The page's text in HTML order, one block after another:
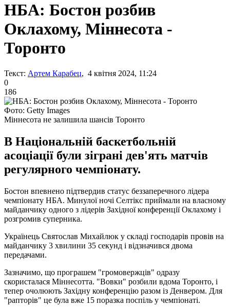
НБА: Бостон розбив
Оклахому, Міннесота -
Торонто
Текст: Артем Карабец, 4 квітня 2024, 11:24
0
186
Фото: Getty Images
Міннесота не залишила шансів Торонто
В Національній баскетбольній
асоціації були зіграні дев'ять матчів
регулярного чемпіонату.
Бостон впевнено підтвердив статус беззаперечного лідера
чемпіонату НБА. Минулої ночі Селтікс приймали на власному
майданчику одного з лідерів Західної конференції Оклахому і
розгромив суперника.
Українець Святослав Михайлюк у складі господарів провів на
майданчику 3 хвилини 35 секунд і відзначився двома
передачами.
Зазначимо, що програшем "громовержців" одразу
скористалася Міннесотта. "Вовки" розбили вдома Торонто, і
тепер очолюють Західну конференцію разом із Денвером. Для
"рапторів" це була вже 15 поразка поспіль у чемпіонаті.